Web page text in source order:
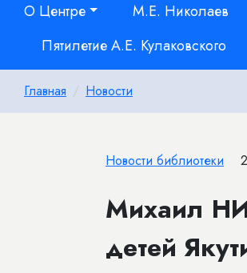
О Центре М.Е. Николаев
Пятилетие А.Е. Кулаковского
Главная Новости
Новости библиотеки
Михаил
детей